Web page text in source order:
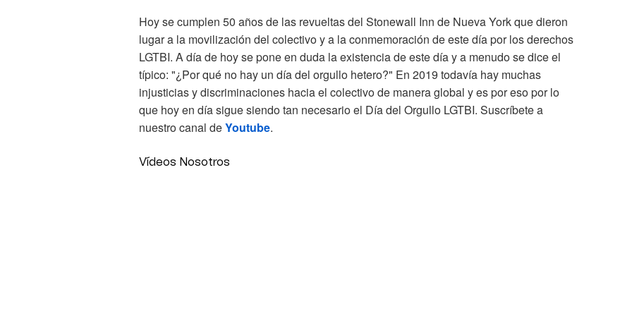
Hoy se cumplen 50 años de las revueltas del Stonewall Inn de Nueva York que dieron
lugar a la movilización del colectivo y a la conmemoración de este día por los derechos
LGTBI. A día de hoy se pone en duda la existencia de este día y a menudo se dice el
típico: "¿Por qué no hay un día del orgullo hetero?" En 2019 todavía hay muchas
injusticias y discriminaciones hacia el colectivo de manera global y es por eso por lo
que hoy en día sigue siendo tan necesario el Día del Orgullo LGTBI. Suscríbete a
nuestro canal deYoutube.
Vídeos Nosotros